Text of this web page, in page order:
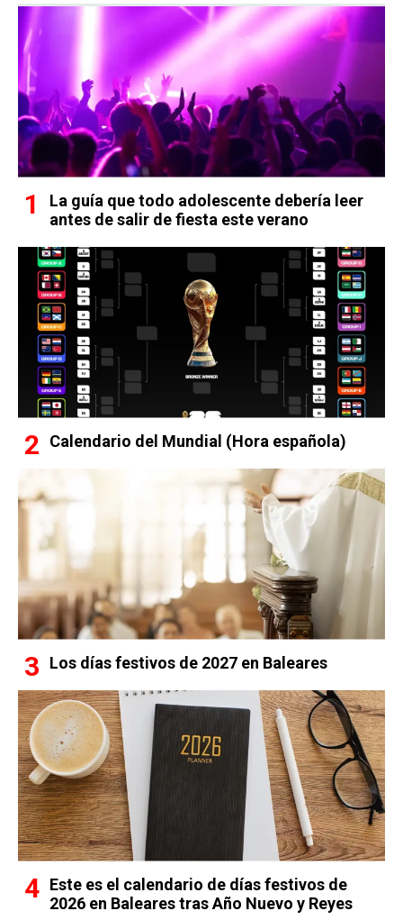
La guía que todo adolescente debería leer
antes de salir de fiesta este verano
Calendario del Mundial (Hora española)
Los días festivos de 2027 en Baleares
Este es el calendario de días festivos de
2026 en Baleares tras Año Nuevo y Reyes